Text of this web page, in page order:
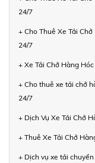
24/7
+ Cho Thuê Xe Tải
24/7
+ Xe Tải Chở Hàng
+ Cho thuê xe tải chở
24/7
+ Dịch Vụ Xe Tải Chở
+ Thuê Xe Tải Chở
+ Dịch vụ xe tải